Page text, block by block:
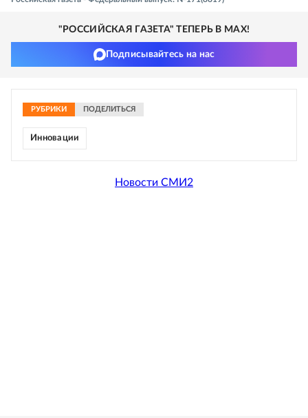
"РОССИЙСКАЯ ГАЗЕТА" ТЕПЕРЬ В MAX!
Подписывайтесь на нас
РУБРИКИ ПОДЕЛИТЬСЯ
Инновации
Новости СМИ2